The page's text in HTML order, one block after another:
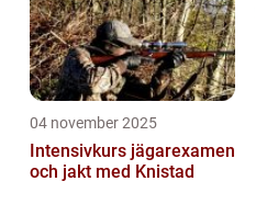
04 november 2025
Intensivkurs jägarexamen
och jakt med Knistad